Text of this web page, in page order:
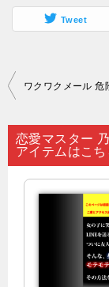
Tweet
投
ナ
ビ
恋愛マスター
アイテムはこち